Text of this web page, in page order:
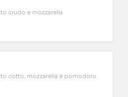
crudo e mozzarella
cotto, mozzarella e pomodoro